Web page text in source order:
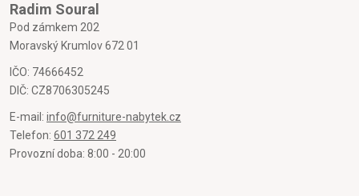
Radim Soural
Pod zámkem 202
Moravský Krumlov 672 01
IČO: 74666452
DIČ: CZ8706305245
E-mail: info@furniture-nabytek.cz
Telefon: 601 372 249
Provozní doba: 8:00 - 20:00